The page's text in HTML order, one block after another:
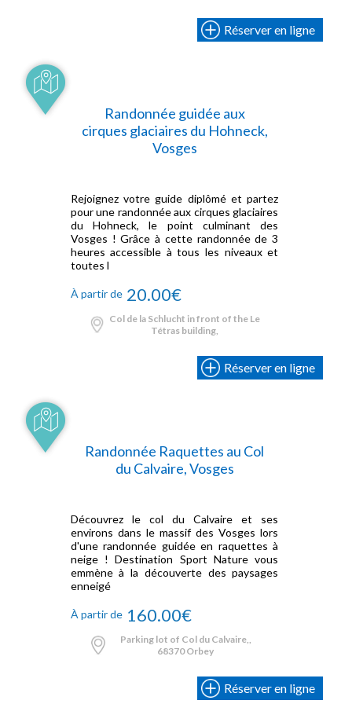
Réserver en ligne
Randonnée guidée aux
cirques glaciaires du Hohneck,
Vosges
Rejoignez votre guide diplômé et partez
pour une randonnée aux cirques glaciaires
du Hohneck, le point culminant des
Vosges ! Grâce à cette randonnée de 3
heures accessible à tous les niveaux et
toutes l
À partir de 20.00€
Col de la Schlucht in front of the Le
Tétras building,
Réserver en ligne
Randonnée Raquettes au Col
du Calvaire, Vosges
Découvrez le col du Calvaire et ses
environs dans le massif des Vosges lors
d'une randonnée guidée en raquettes à
neige ! Destination Sport Nature vous
emmène à la découverte des paysages
enneigé
À partir de 160.00€
Parking lot of Col du Calvaire,,
68370 Orbey
Réserver en ligne